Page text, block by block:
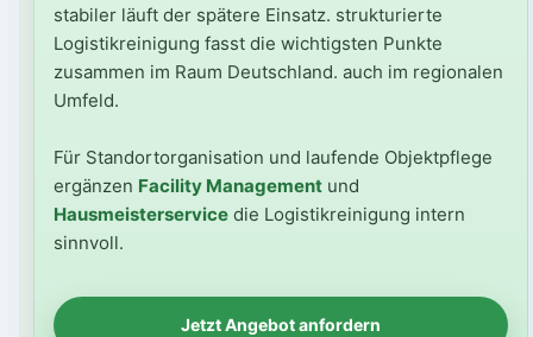
stabiler läuft der spätere Einsatz. strukturierte
Logistikreinigung fasst die wichtigsten Punkte
zusammen im Raum Deutschland. auch im regionalen
Umfeld.
Für Standortorganisation und laufende Objektpflege
ergänzen Facility Managementund
Hausmeisterservicedie Logistikreinigung intern
sinnvoll.
Jetzt Angebot anfordern